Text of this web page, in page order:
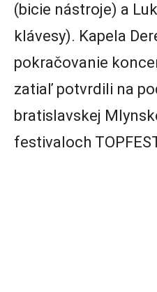
(bicie nástroje) a
klávesy). Kapela
pokračovanie
zatiaľ potvrdili na
bratislavskej
festivaloch